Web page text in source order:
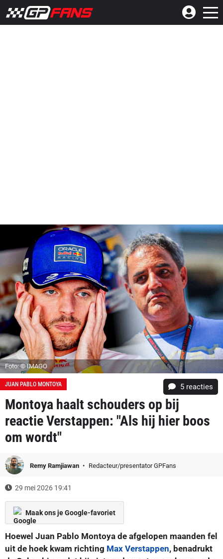
Foto: © IMAGO
JUAN PABLO MONTOYA 5 reacties
Montoya haalt schouders op bij
reactie Verstappen: "Als hij hier boos
om wordt"
Remy Ramjiawan Redacteur/presentator GPFans
29 mei 2026 19:41
Maak ons je Google-favoriet
Hoewel Juan Pablo Montoya de afgelopen maanden fel
uit de hoek kwam richting Max Verstappen, benadrukt